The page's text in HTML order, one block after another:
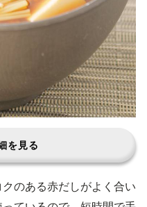
を見る
のある赤だしがよく合い